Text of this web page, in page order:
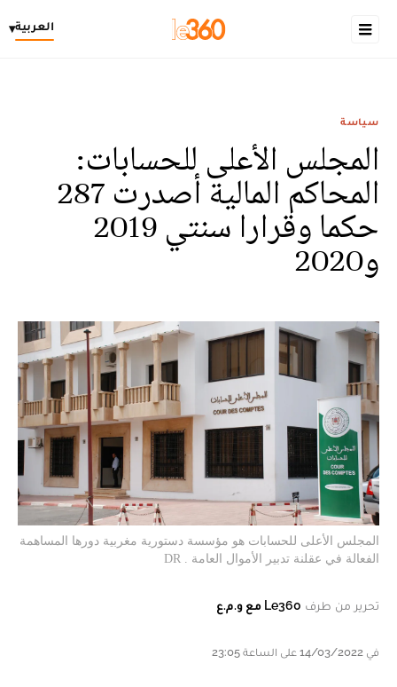
العربية▾
سياسة
المجلس الأعلى للحسابات:
المحاكم المالية أصدرت 287
حكما وقرارا سنتي 2019
و2020
المجلس الأعلى للحسابات هو مؤسسة دستورية مغربية دورها المساهمة
الفعالة في عقلنة تدبير الأموال العامة . DR
تحرير من طرف Le360 مع و.م.ع
في 14/03/2022 على الساعة 23:05